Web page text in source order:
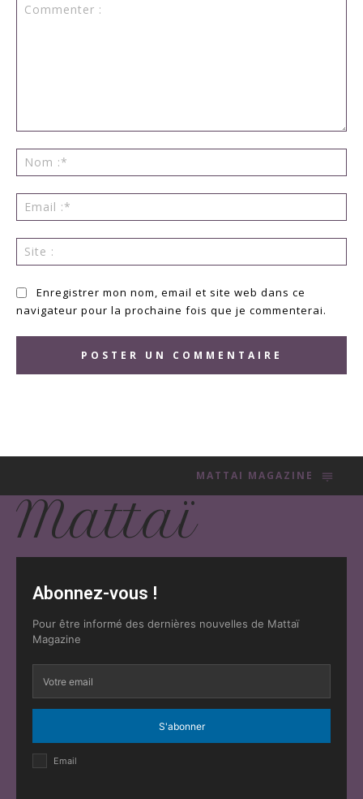
:*
:*
:
Enregistrer mon nom, email et site web dans ce
navigateur pour la prochaine fois que je commenterai.
MATTAI MAGAZINE
Mattaï
Abonnez-vous !
Pour être informé des dernières nouvelles de Mattaï
Magazine
S'abonner
Email